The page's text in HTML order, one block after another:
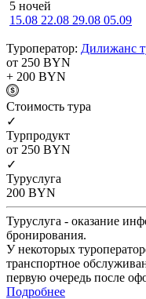
5 ночей
15.08 22.08 29.08 05.09
Туроператор: Дилижанс
от 250 BYN
+ 200 BYN
Cтоимость тура
✓
Турпродукт
от 250 BYN
✓
Туруслуга
200 BYN
Туруслуга - оказание
бронирования.
У некоторых
транспортное
первую очередь после
Подробнее